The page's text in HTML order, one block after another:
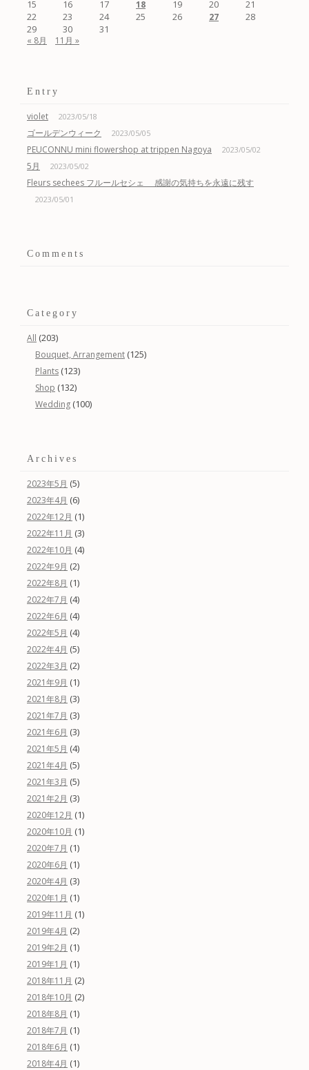
15 16 17 18 19 20
21
22
23 24 25 26 27
28
29
30 31
« 8月 11月 »
Entry
violet 2023/05/18
ゴールデンウィーク 2023/05/05
PEUCONNU mini flowershop at trippen Nagoya 2023/05/02
5月 2023/05/02
Fleurs sechees フルールセシェ 感謝の気持ちを永遠に残す
2023/05/01
Comments
Category
All (203)
Bouquet, Arrangement (125)
Plants (123)
Shop (132)
Wedding (100)
Archives
2023年5月 (5)
2023年4月 (6)
2022年12月 (1)
2022年11月 (3)
2022年10月 (4)
2022年9月 (2)
2022年8月 (1)
2022年7月 (4)
2022年6月 (4)
2022年5月 (4)
2022年4月 (5)
2022年3月 (2)
2021年9月 (1)
2021年8月 (3)
2021年7月 (3)
2021年6月 (3)
2021年5月 (4)
2021年4月 (5)
2021年3月 (5)
2021年2月 (3)
2020年12月 (1)
2020年10月 (1)
2020年7月 (1)
2020年6月 (1)
2020年4月 (3)
2020年1月 (1)
2019年11月 (1)
2019年4月 (2)
2019年2月 (1)
2019年1月 (1)
2018年11月 (2)
2018年10月 (2)
2018年8月 (1)
2018年7月 (1)
2018年6月 (1)
2018年4月 (1)